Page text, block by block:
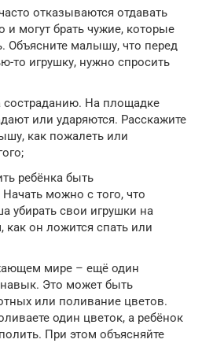
отказываются отдавать
и могут брать чужие, которые
Объясните малышу, что перед
то игрушку, нужно спросить
состраданию. На площадке
или ударяются. Расскажите
как пожалеть или
ребёнка быть
можно с того, что
убирать свои игрушки на
как он ложится спать или
мире – ещё один
Это может быть
или поливание цветов.
один цветок, а ребёнок
При этом объясняйте